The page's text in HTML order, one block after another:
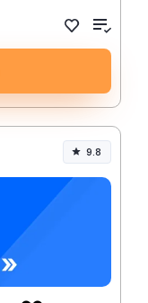
9.8